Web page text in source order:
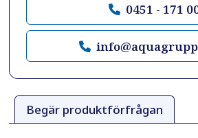
0451 - 171
Begär produktförfrågan